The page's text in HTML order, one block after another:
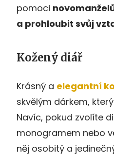
pomoci
a prohloubit svůj
Kožený diář
Krásný a elegantní
skvělým dárkem,
Navíc, pokud zvolíte
monogramem nebo
něj osobitý a